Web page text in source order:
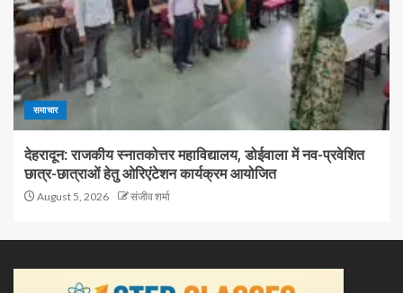
समाचार
देहरादून: राजकीय स्नातकोत्तर महाविद्यालय, डोईवाला में नव-प्रवेशित
छात्र-छात्राओं हेतु ओरिएंटेशन कार्यक्रम आयोजित
August 5, 2026 संजीव शर्मा